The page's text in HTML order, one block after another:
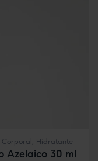
, Hidratante
Azelaico 30 ml